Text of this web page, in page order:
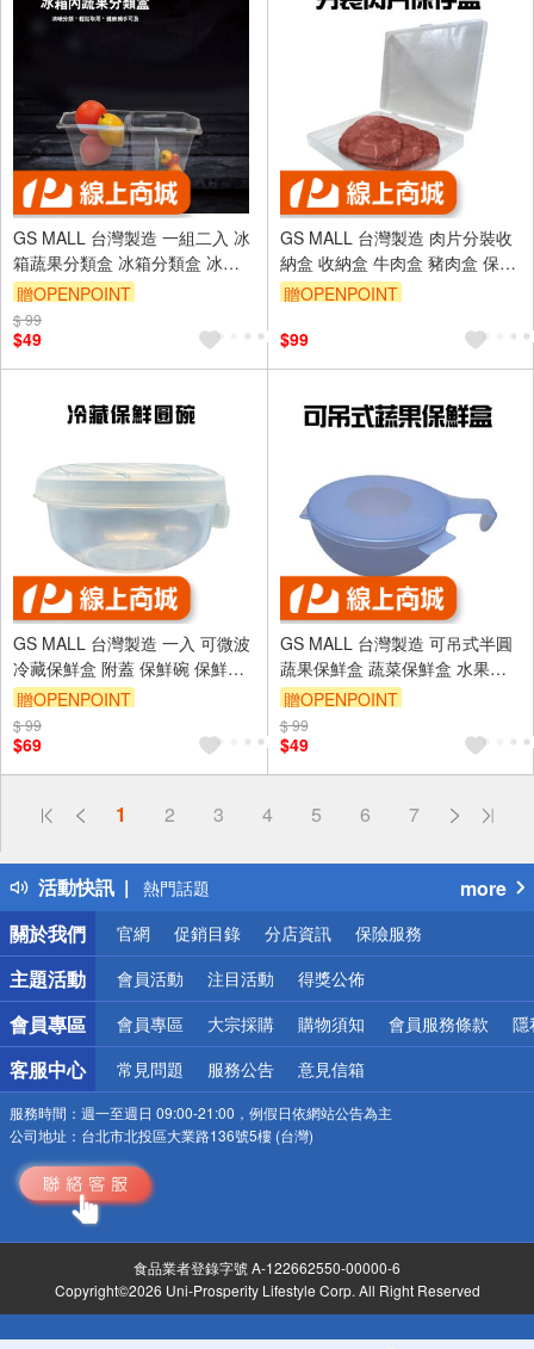
GS MALL 台灣製造 一組二入 冰
箱蔬果分類盒 冰箱分類盒 冰箱
保鮮盒 水果盒 收納盒 冰箱收納
盒 分隔盒 冰箱儲存盒
贈OPENPOINT
$ 99
$49
GS MALL 台灣製造 肉片分裝收
納盒 收納盒 牛肉盒 豬肉盒 保鮮
盒 分裝盒 肉片盒 分裝盒
贈OPENPOINT
$99
GS MALL 台灣製造 一入 可微波
冷藏保鮮盒 附蓋 保鮮碗 保鮮盒
冷藏盒 微波碗 便當盒 微波盒 收
納盒 點心收納
贈OPENPOINT
$ 99
$69
GS MALL 台灣製造 可吊式半圓
蔬果保鮮盒 蔬菜保鮮盒 水果保
鮮盒 冰箱保鮮盒 冰箱置物盒 蔬
果盒 半圓盒
贈OPENPOINT
$ 99
$49
1 2 3 4 5 6 7
活動快訊
偏遠地區配送
得獎公告
熱門話題
銀行優惠
偏遠地區配送
詐騙網頁！請小心！
more
關於我們
官網 促銷目錄 分店資訊 保險服務
主題活動 會員活動 注目活動 得獎公佈
會員專區 會員專區 大宗採購 購物須知 會員服務條款 隱
客服中心 常見問題 服務公告 意見信箱
服務時間： 週一至週日 09:00-21:00，例假日依網站公告為主
公司地址： 台北市北投區大業路136號5樓 (台灣)
食品業者登錄字號 A-122662550-00000-6
Copyright©2026 Uni-Prosperity Lifestyle Corp. All Right Reserved